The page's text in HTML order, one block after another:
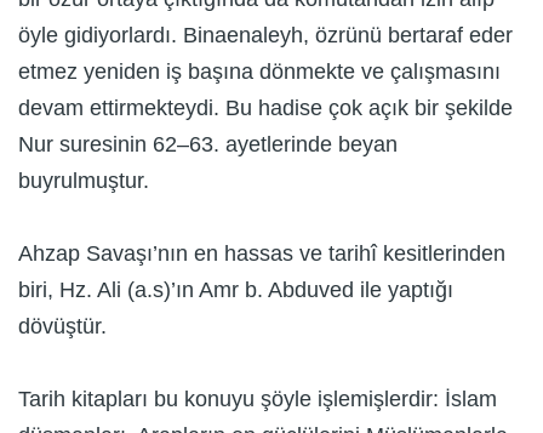
öyle gidiyorlardı. Binaenaleyh, özrünü bertaraf eder
etmez yeniden iş başına dönmekte ve çalışmasını
devam ettirmekteydi. Bu hadise çok açık bir şekilde
Nur suresinin 62–63. ayetlerinde beyan
buyrulmuştur.
Ahzap Savaşı’nın en hassas ve tarihî kesitlerinden
biri, Hz. Ali (a.s)’ın Amr b. Abduved ile yaptığı
dövüştür.
Tarih kitapları bu konuyu şöyle işlemişlerdir: İslam